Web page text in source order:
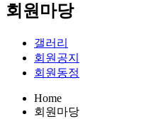
회원마당
갤러리
회원공지
회원동정
Home
회원마당